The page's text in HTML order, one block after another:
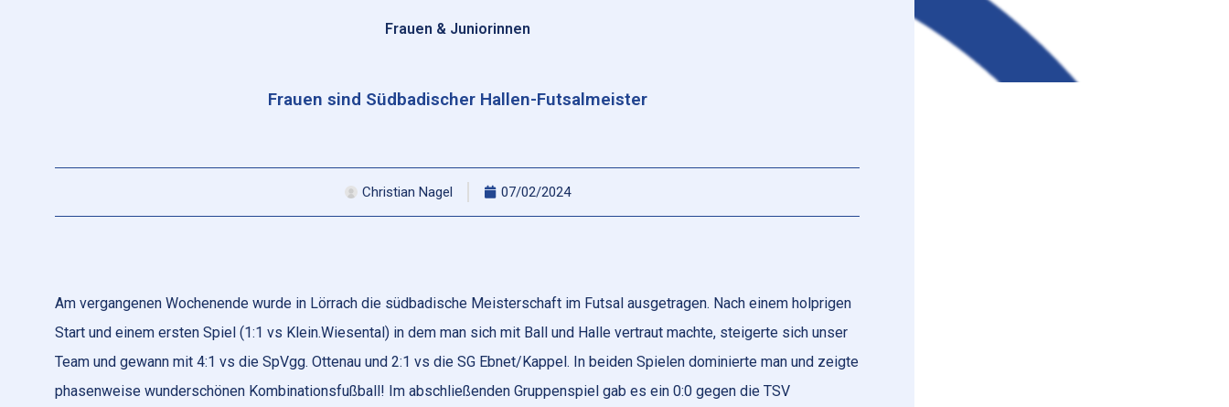
Frauen & Juniorinnen
Frauen sind Südbadischer Hallen-Futsalmeister
Christian Nagel 07/02/2024
Am vergangenen Wochenende wurde in Lörrach die südbadische Meisterschaft im Futsal ausgetragen. Nach einem holprigen
Start und einem ersten Spiel (1:1 vs Klein.Wiesental) in dem man sich mit Ball und Halle vertraut machte, steigerte sich unser
Team und gewann mit 4:1 vs die SpVgg. Ottenau und 2:1 vs die SG Ebnet/Kappel. In beiden Spielen dominierte man und zeigte
phasenweise wunderschönen Kombinationsfußball! Im abschließenden Gruppenspiel gab es ein 0:0 gegen die TSV